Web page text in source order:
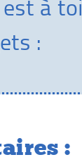
à toi
:
: